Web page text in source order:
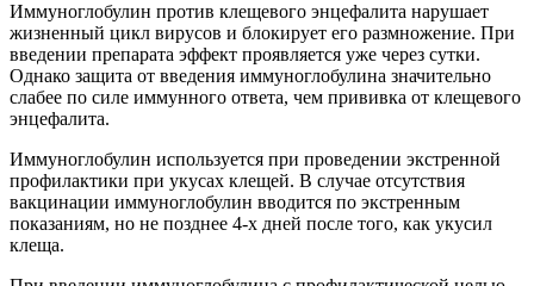
Иммуноглобулин против клещевого энцефалита нарушает
жизненный цикл вирусов и блокирует его размножение. При
введении препарата эффект проявляется уже через сутки.
Однако защита от введения иммуноглобулина значительно
слабее по силе иммунного ответа, чем прививка от клещевого
энцефалита.
Иммуноглобулин используется при проведении экстренной
профилактики при укусах клещей. В случае отсутствия
вакцинации иммуноглобулин вводится по экстренным
показаниям, но не позднее 4-х дней после того, как укусил
клеща.